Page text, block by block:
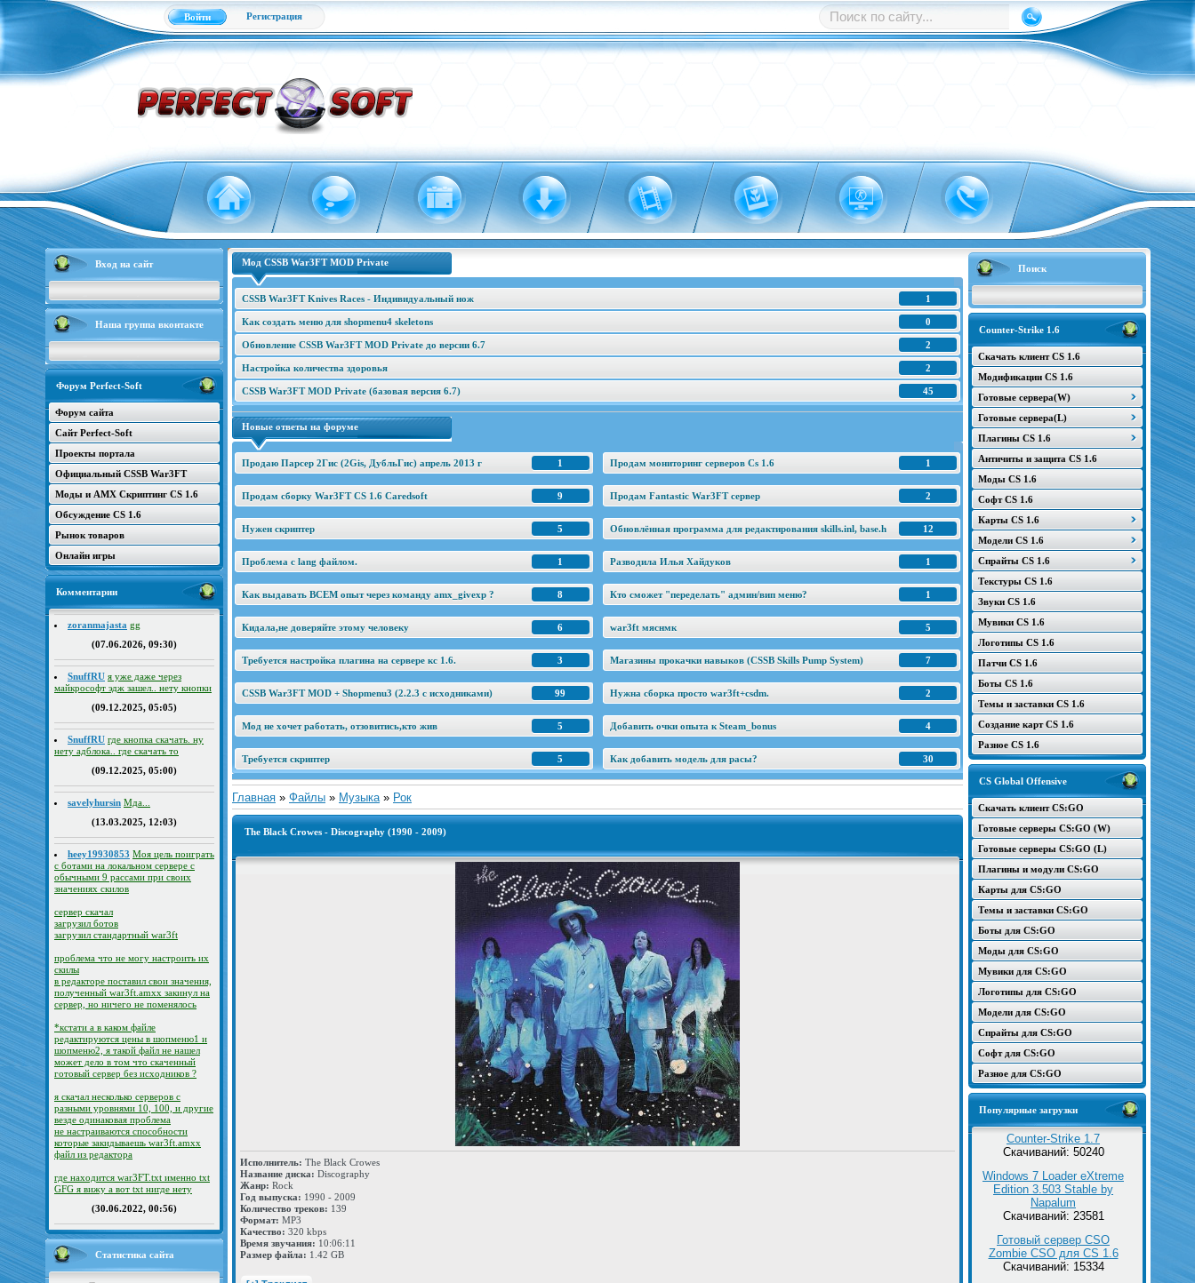
Войти Регистрация
Вход на сайт
Наша группа вконтакте
Форум Perfect-Soft
Форум сайта
Сайт Perfect-Soft
Проекты портала
Официальный CSSB War3FT
Моды и AMX Скриптинг CS 1.6
Обсуждение CS 1.6
Рынок товаров
Онлайн игры
Комментарии
zoranmajasta gg
(07.06.2026, 09:30)
SnuffRU я уже даже через
майкрософт эдж зашел.. нету кнопки
(09.12.2025, 05:05)
SnuffRU где кнопка скачать. ну
нету адблока.. где скачать то
(09.12.2025, 05:00)
savelyhursin Мда...
(13.03.2025, 12:03)
heey19930853 Моя цель поиграть
с ботами на локальном сервере с
обычными 9 рассами при своих
значениях скилов
сервер скачал
загрузил ботов
загрузил стандартный war3ft
проблема что не могу настроить их
скилы
в редакторе поставил свои значения,
полученный war3ft.amxx закинул на
сервер, но ничего не поменялось
*кстати а в каком файле
редактируются цены в шопменю1 и
шопменю2, я такой файл не нашел
может дело в том что скаченный
готовый сервер без исходников ?
я скачал несколько серверов с
разными уровнями 10, 100, и другие
везде одинаковая проблема
не настраиваются способности
которые закидываешь war3ft.amxx
файл из редактора
где находится war3FT.txt именно txt
GFG я вижу а вот txt нигде нету
(30.06.2022, 00:56)
Статистика сайта
Поиск
Counter-Strike 1.6
Скачать клиент CS 1.6
Модификации CS 1.6
Готовые сервера(W)
Готовые сервера(L)
Плагины CS 1.6
Античиты и защита CS 1.6
Моды CS 1.6
Софт CS 1.6
Карты CS 1.6
Модели CS 1.6
Спрайты CS 1.6
Текстуры CS 1.6
Звуки CS 1.6
Мувики CS 1.6
Логотипы CS 1.6
Патчи CS 1.6
Боты CS 1.6
Темы и заставки CS 1.6
Создание карт CS 1.6
Разное CS 1.6
CS Global Offensive
Скачать клиент CS:GO
Готовые серверы CS:GO (W)
Готовые серверы CS:GO (L)
Плагины и модули CS:GO
Карты для CS:GO
Темы и заставки CS:GO
Боты для CS:GO
Моды для CS:GO
Мувики для CS:GO
Логотипы для CS:GO
Модели для CS:GO
Спрайты для CS:GO
Софт для CS:GO
Разное для CS:GO
Популярные загрузки
Counter-Strike 1.7
Скачиваний: 50240
Windows 7 Loader eXtreme
Edition 3.503 Stable by
Napalum
Скачиваний: 23581
Готовый сервер CSO
Zombie CSO для CS 1.6
Скачиваний: 15334
Мод CSSB War3FT MOD Private
1
CSSB War3FT Knives Races - Индивидуальный нож
0
Как создать меню для shopmenu4 skeletons
2
Обновление CSSB War3FT MOD Private до версии 6.7
2
Настройка количества здоровья
45
CSSB War3FT MOD Private (базовая версия 6.7)
Новые ответы на форуме
1
Продаю Парсер 2Гис (2Gis, ДубльГис) апрель 2013 г 1
Продам мониторинг серверов Cs 1.6
9
Продам сборку War3FT CS 1.6 Caredsoft 2
Продам Fantastic War3FT сервер
5
Нужен скриптер 12
Обновлённая программа для редактирования skills.inl, base.h
1
Проблема с lang файлом. 1
Разводила Илья Хайдуков
8
Как выдавать ВСЕМ опыт через команду amx_givexp ? 1
Кто сможет "переделать" админ/вип меню?
6
Кидала,не доверяйте этому человеку 5
war3ft мяснмк
3
Требуется настройка плагина на сервере кс 1.6. 7
Магазины прокачки навыков (CSSB Skills Pump System)
99
CSSB War3FT MOD + Shopmenu3 (2.2.3 c исходниками) 2
Нужна сборка просто war3ft+csdm.
5
Мод не хочет работать, отзовитись,кто жив 4
Добавить очки опыта к Steam_bonus
5
Требуется скриптер 30
Как добавить модель для расы?
Главная » Файлы » Музыка » Рок
The Black Crowes - Discography (1990 - 2009)
Исполнитель: The Black Crowes
Название диска: Discography
Жанр: Rock
Год выпуска: 1990 - 2009
Количество треков: 139
Формат: MP3
Качество: 320 kbps
Время звучания: 10:06:11
Размер файла: 1.42 GB